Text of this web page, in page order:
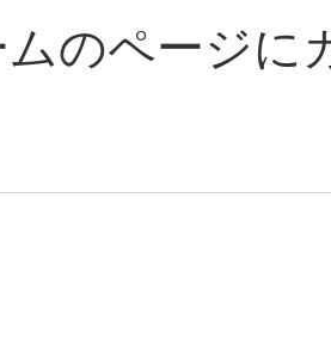
のページに